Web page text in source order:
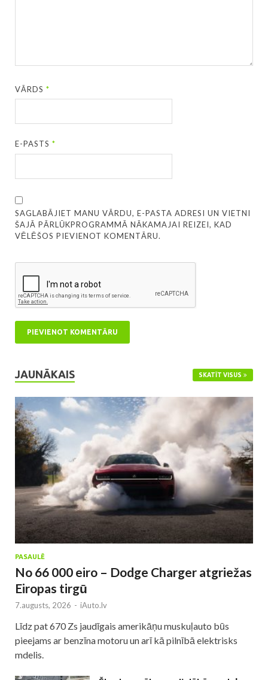
VĀRDS*
E-PASTS*
SAGLABĀJIET MANU VĀRDU, E-PASTA ADRESI UN VIETNI
ŠAJĀ PĀRLŪKPROGRAMMĀ NĀKAMAJAI REIZEI, KAD
VĒLĒŠOS PIEVIENOT KOMENTĀRU.
JAUNĀKAIS SKATĪT VISUS
PASAULĒ
No 66 000 eiro – Dodge Charger atgriežas
Eiropas tirgū
7.augusts, 2026 - iAuto.lv
Līdz pat 670 Zs jaudīgais amerikāņu muskuļauto būs
pieejams ar benzīna motoru un arī kā pilnībā elektrisks
mdelis.